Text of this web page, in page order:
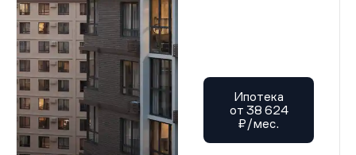
Ипотека
от 38 624
₽/мес.